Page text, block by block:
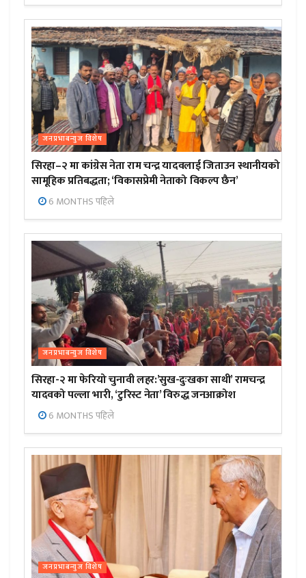
जनप्रभाबन्युज विशेष
सिरहा–२ मा कांग्रेस नेता राम चन्द्र यादवलाई जिताउन स्थानीयको
सामूहिक प्रतिबद्धता; ‘विकासप्रेमी नेताको विकल्प छैन’
6 MONTHS पहिले
जनप्रभाबन्युज विशेष
सिरहा-२ मा फेरियो चुनावी लहर:’सुख-दुःखका साथी’ रामचन्द्र
यादवको पल्ला भारी, ‘टुरिस्ट नेता’ विरुद्ध जनआक्रोश
6 MONTHS पहिले
जनप्रभाबन्युज विशेष